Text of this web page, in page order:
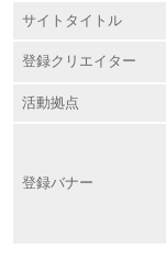
サイトタイトル
登録クリエイター
活動拠点
登録バナー